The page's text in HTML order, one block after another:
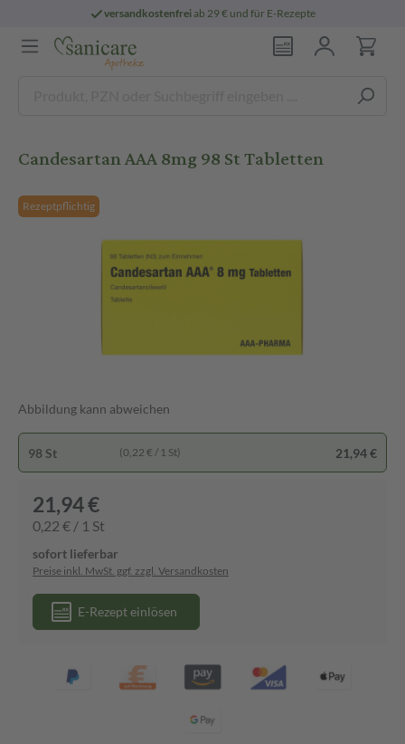
versandkostenfreiab 29 € und für E-Rezepte
Candesartan AAA 8mg 98 St Tabletten
Rezeptpflichtig
Abbildung kann abweichen
98 St (0,22 € / 1 St) 21,94 €
21,94 €
0,22 € / 1 St
sofort lieferbar
Preise inkl. MwSt. ggf. zzgl. Versandkosten
E-Rezept einlösen